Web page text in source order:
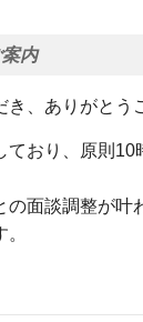
内
、ありがとう
おり、原則
面談調整が